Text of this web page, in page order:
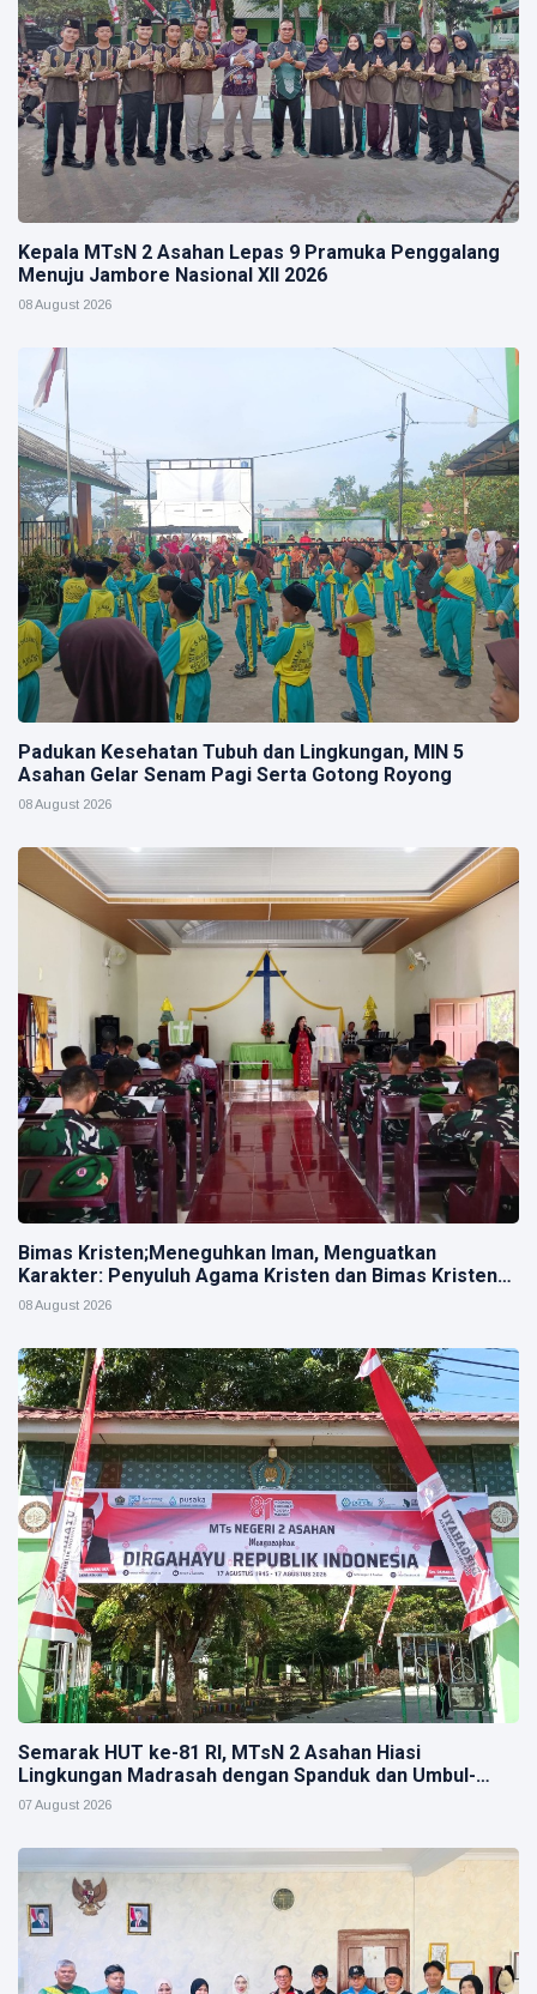
Kepala MTsN 2 Asahan Lepas 9 Pramuka Penggalang
Menuju Jambore Nasional XII 2026
08 August 2026
Padukan Kesehatan Tubuh dan Lingkungan, MIN 5
Asahan Gelar Senam Pagi Serta Gotong Royong
08 August 2026
Bimas Kristen;Meneguhkan Iman, Menguatkan
Karakter: Penyuluh Agama Kristen dan Bimas Kristen
Hadir dalam Pembinaan Rohani di Yonif 954 Naga
08 August 2026
Semarak HUT ke-81 RI, MTsN 2 Asahan Hiasi
Lingkungan Madrasah dengan Spanduk dan Umbul-
Umbul Merah Putih
07 August 2026